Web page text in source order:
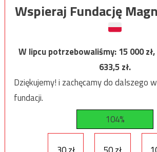
Wspieraj Fundację
W lipcu potrzebowaliśmy:15 000
633,5zł.
Dziękujemy! i zachęcamy do dalszego
fundacji.
104%